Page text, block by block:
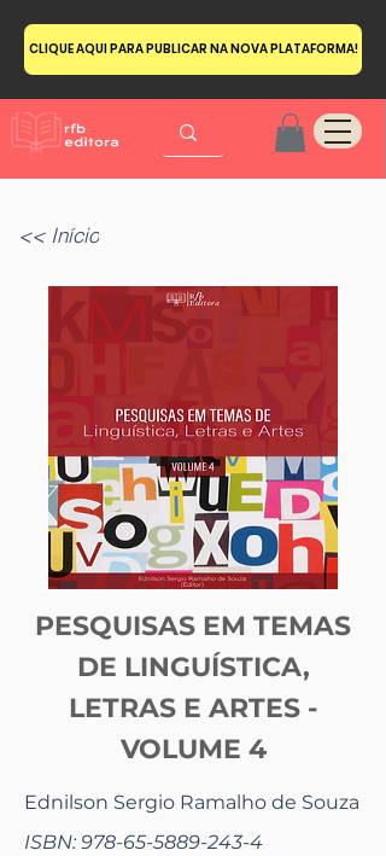
CLIQUE AQUI PARA PUBLICAR NA NOVA PLATAFORMA!
<< Início
PESQUISAS EM TEMAS
DE LINGUÍSTICA,
LETRAS E ARTES -
VOLUME 4
Ednilson Sergio Ramalho de Souza
ISBN:978-65-5889-243-4